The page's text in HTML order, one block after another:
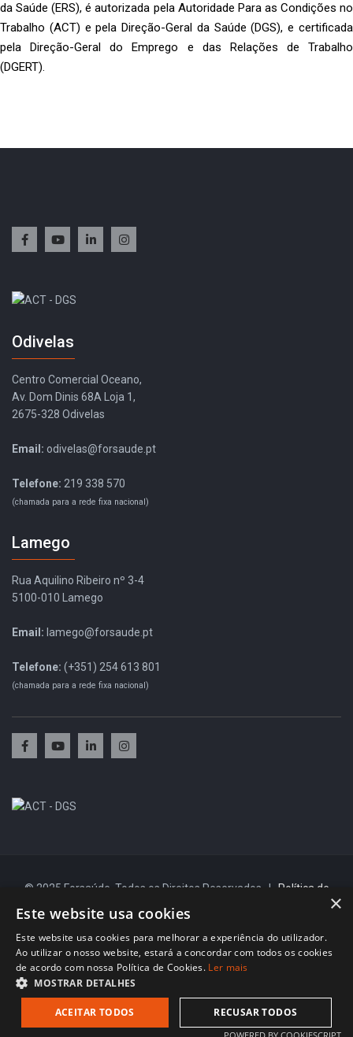
da Saúde (ERS), é autorizada pela Autoridade Para as Condições no
Trabalho (ACT) e pela Direção-Geral da Saúde (DGS), e certificada
pela Direção-Geral do Emprego e das Relações de Trabalho
(DGERT).
Odivelas
Centro Comercial Oceano,
Av. Dom Dinis 68A Loja 1,
2675-328 Odivelas
Email: odivelas@forsaude.pt
Telefone: 219 338 570
(chamada para a rede fixa nacional)
Lamego
Rua Aquilino Ribeiro nº 3-4
5100-010 Lamego
Email: lamego@forsaude.pt
Telefone: (+351) 254 613 801
(chamada para a rede fixa nacional)
© 2025 Forsaúde. Todos os Direitos Reservados | Política de
Privacidade e Proteção de Dados
Livro de
×
Este website usa cookies
Este website usa cookies para melhorar a experiência do utilizador.
Ao utilizar o nosso website, estará a concordar com todos os cookies
de acordo com nossa Política de Cookies. Ler mais
MOSTRAR DETALHES
ACEITAR TODOS RECUSAR TODOS